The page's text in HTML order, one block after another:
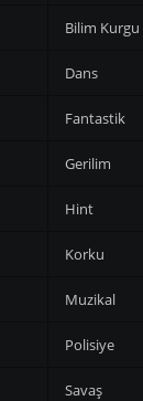
Bilim Kurgu
Dans
Fantastik
Gerilim
Hint
Korku
Muzikal
Polisiye
Savaş